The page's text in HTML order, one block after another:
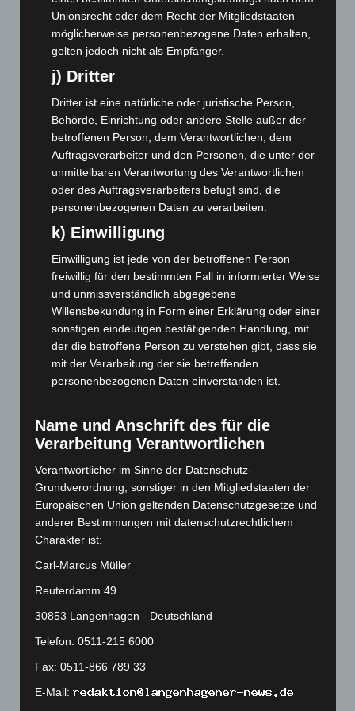
Dezember 2024(89)
November 2024(94)
Oktober 2024
September 2024
August 2024(107)
Juli 2024(89)
Juni 2024(107)
Mai 2024(149)
April 2024(102)
März 2024(103)
Februar 2024
(103)
Januar 2024(111)
Dezember 2023(130)
November 2023 (130)
Oktober 2023(114)
September 2023(133)
Juli 2023
Juni 2023(142)
Mai 2023(139)
April 2023(155)
März 2023(174)
Februar 2023(154)
Januar 2023(140)
Dezember 2022(130)
November 2022(167)
Unionsrecht oder dem Recht der Mitgliedstaaten
möglicherweise personenbezogene Daten erhalten,
gelten jedoch nicht als Empfänger.
j) Dritter
Dritter ist eine natürliche oder juristische Person,
Behörde, Einrichtung oder andere Stelle außer der
betroffenen Person, dem Verantwortlichen, dem
Auftragsverarbeiter und den Personen, die unter der
unmittelbaren Verantwortung des Verantwortlichen
oder des Auftragsverarbeiters befugt sind, die
personenbezogenen Daten zu verarbeiten.
k) Einwilligung
Einwilligung ist jede von der betroffenen Person
freiwillig für den bestimmten Fall in informierter Weise
und unmissverständlich abgegebene
Willensbekundung in Form einer Erklärung oder einer
sonstigen eindeutigen bestätigenden Handlung, mit
der die betroffene Person zu verstehen gibt, dass sie
mit der Verarbeitung der sie betreffenden
personenbezogenen Daten einverstanden ist.
Name und Anschrift des für die
Verarbeitung Verantwortlichen
Verantwortlicher im Sinne der Datenschutz-
Grundverordnung, sonstiger in den Mitgliedstaaten der
Europäischen Union geltenden Datenschutzgesetze und
anderer Bestimmungen mit datenschutzrechtlichem
Charakter ist:
Carl-Marcus Müller
Reuterdamm 49
30853 Langenhagen - Deutschland
Telefon: 0511-215 6000
Fax: 0511-866 789 33
E-Mail: